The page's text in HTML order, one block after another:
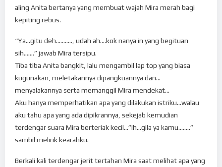
aling Anita bertanya yang membuat wajah Mira merah bagi
kepiting rebus.
“Ya…gitu deh……….., udah ah….kok nanya in yang begituan
sih…….” jawab Mira tersipu.
Tiba tiba Anita bangkit, lalu mengambil lap top yang biasa
kugunakan, meletakannya dipangkuannya dan…
menyalakannya serta memanggil Mira mendekat…
Aku hanya memperhatikan apa yang dilakukan istriku…walau
aku tahu apa yang ada dipikrannya, sekejab kemudian
terdengar suara Mira berteriak kecil…”Ih…gila ya kamu……..”
sambil melirik kearahku.
Berkali kali terdengar jerit tertahan Mira saat melihat apa yang